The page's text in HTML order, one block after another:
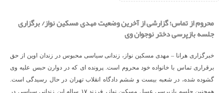
محروم از تماس؛ گزارشی از آخرین وضعیت مهدی مسکین نواز/ برگزاری
جلسه بازپرسی دختر نوجوان وی
خبرگزاری هرانا – مهدی مسکین نواز، زندانی سیاسی محبوس در زندان اوین از حق
برقراری تماس با خانواده خود محروم است. پرونده ای که در دوارن حبس علیه وی
گشوده شده، در شعبه بیست و ششم دادگاه انقلاب تهران در حال رسیدگی است.
همچنین جلسه بازپرسی عسل‌ مسکین نواز، فرزند ۱۷ ساله این زندانی سیاسی در